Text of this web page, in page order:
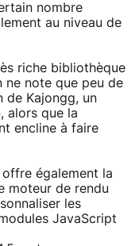
nombre
au niveau de
riche bibliothèque
ne note que peu de
de Kajongg, un
alors que la
encline à faire
offre également la
moteur de rendu
les
JavaScript